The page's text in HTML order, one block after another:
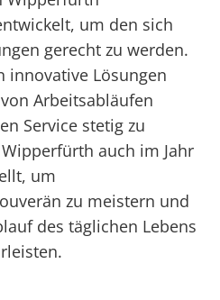
um den sich
gerecht zu werden.
innovative Lösungen
Arbeitsabläufen
Service stetig zu
auch im Jahr
um
zu meistern und
des täglichen Lebens